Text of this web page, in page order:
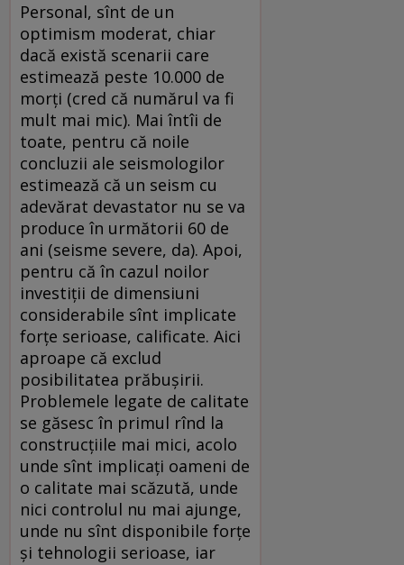
Personal, sînt de un
optimism moderat, chiar
dacă există scenarii care
estimează peste 10.000 de
morţi (cred că numărul va fi
mult mai mic). Mai întîi de
toate, pentru că noile
concluzii ale seismologilor
estimează că un seism cu
adevărat devastator nu se va
produce în următorii 60 de
ani (seisme severe, da). Apoi,
pentru că în cazul noilor
investiţii de dimensiuni
considerabile sînt implicate
forţe serioase, calificate. Aici
aproape că exclud
posibilitatea prăbuşirii.
Problemele legate de calitate
se găsesc în primul rînd la
construcţiile mai mici, acolo
unde sînt implicaţi oameni de
o calitate mai scăzută, unde
nici controlul nu mai ajunge,
unde nu sînt disponibile forţe
şi tehnologii serioase, iar